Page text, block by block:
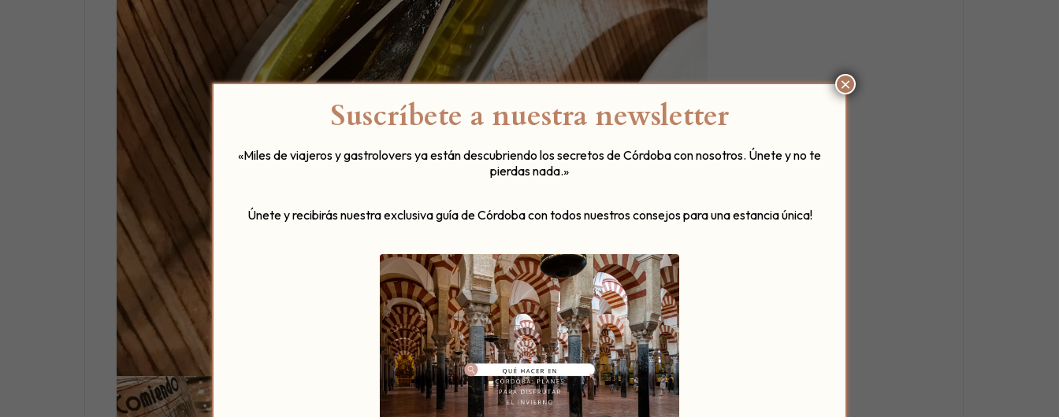
Suscríbete a nuestra newsletter
«Miles de viajeros y gastrolovers ya están descubriendo los secretos de Córdoba con nosotros. Únete y no te
pierdas nada.»
Únete y recibirás nuestra exclusiva guía de Córdoba con todos nuestros consejos para una estancia única!
×